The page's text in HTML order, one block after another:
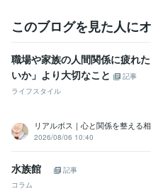
ライフスタイル・その他 / カウン
美容室勤務 2000年3月 ~ 現在
店長就任 2000年3月 ~ 2005年2
ヨーロッパ留学
美容室2店舗目出店 2010年11月
執筆活動 2022年9月 ~ 2022年
心理カウンセラー
このブログを見た人に
職場や家族の人間関係に疲れ
いか」より大切なこと
記事
ライフスタイル
リアルボス｜心と関係を整える
2026/08/06 10:40
水族館
記事
コラム